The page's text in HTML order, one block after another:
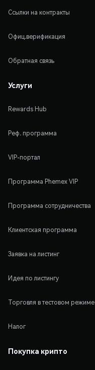
Ссылки на контракты
Офиц.верификация
Обратная связь
Услуги
Rewards Hub
Реф. программа
VIP-портал
Программа Phemex VIP
Программа сотрудничества
Клиентская программа
Заявка на листинг
Идея по листингу
Торговля в тестовом режиме
Налог
Покупка крипто